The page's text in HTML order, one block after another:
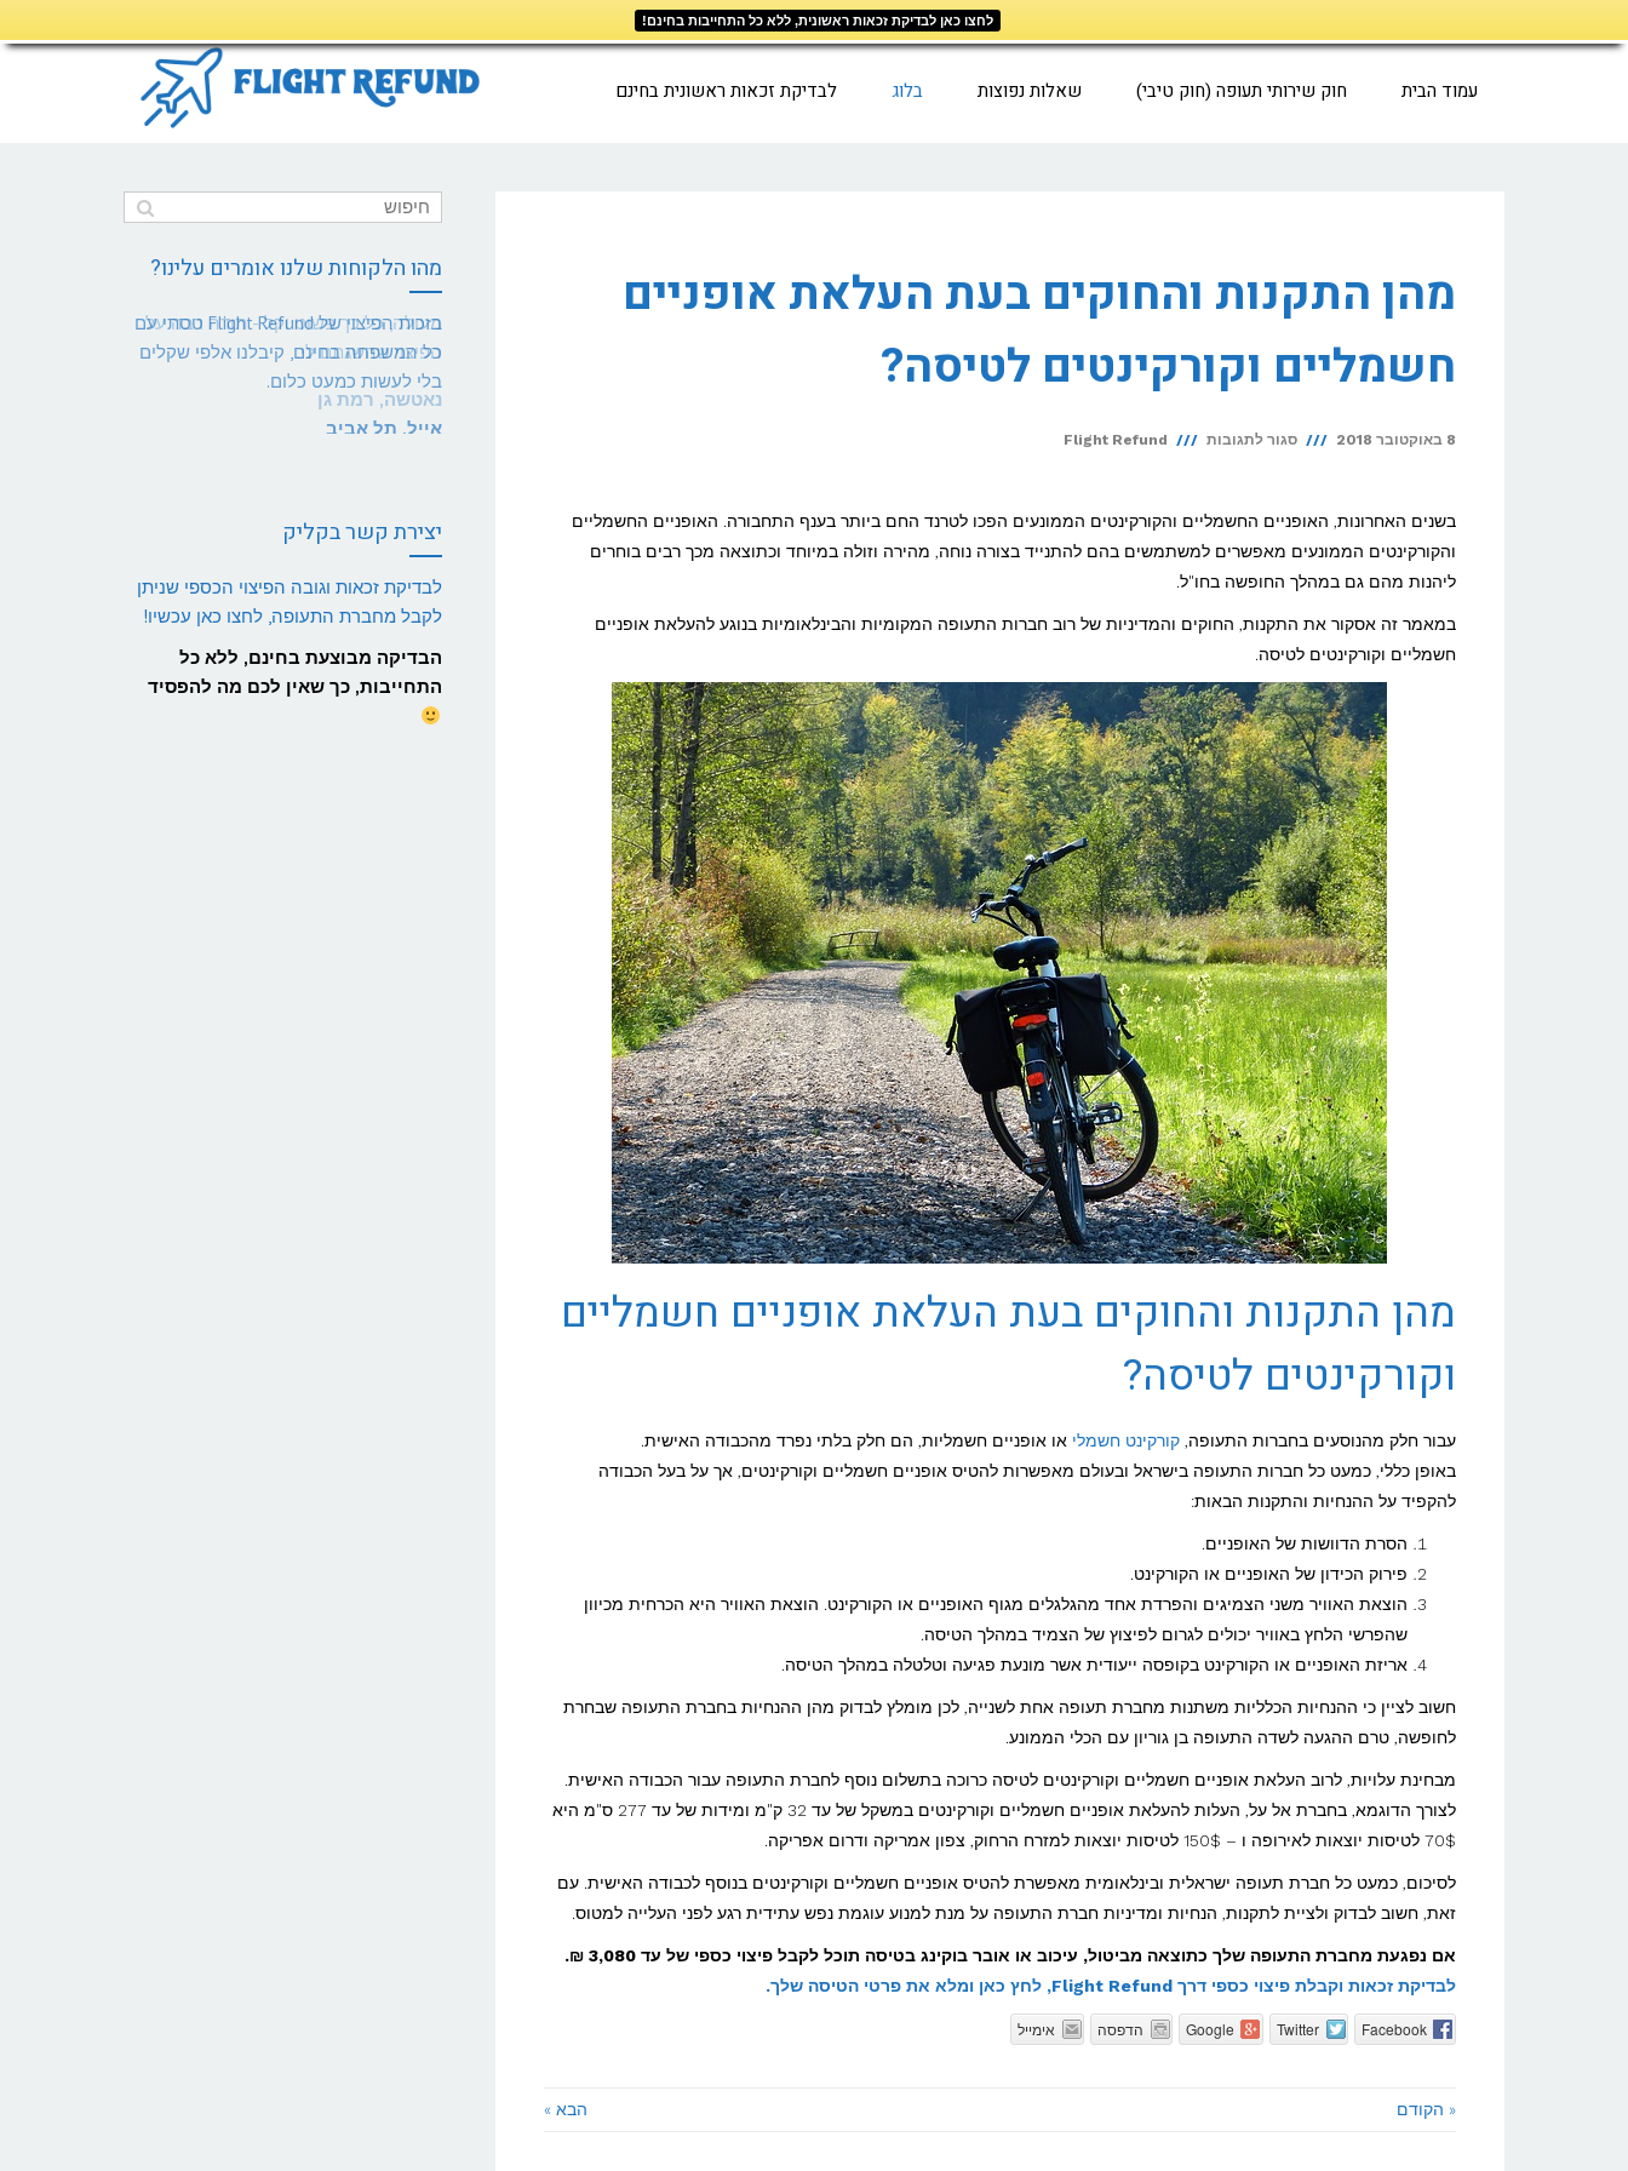
לחצו כאן לבדיקת זכאות ראשונית, ללא כל התחייבות בחינם!
לתוכן
עמוד הבית חוק שירותי תעופה (חוק טיבי) שאלות נפוצות בלוג לבדיקת זכאות ראשונית בחינם
מהן התקנות והחוקים בעת העלאת אופניים
חשמליים וקורקינטים לטיסה?
8 באוקטובר 2018 סגור לתגובות על
התקנות
והחוקים
בעת
העלאת
חשמליים
וקורקינטים
לטיסה?
Flight Refund
בשנים האחרונות, האופניים החשמליים והקורקינטים הממונעים הפכו לטרנד החם ביותר בענף התחבורה. האופניים החשמליים
והקורקינטים הממונעים מאפשרים למשתמשים בהם להתנייד בצורה נוחה, מהירה וזולה במיוחד וכתוצאה מכך רבים בוחרים
ליהנות מהם גם במהלך החופשה בחו"ל.
במאמר זה אסקור את התקנות, החוקים והמדיניות של רוב חברות התעופה המקומיות והבינלאומיות בנוגע להעלאת אופניים
חשמליים וקורקינטים לטיסה.
מהן התקנות והחוקים בעת העלאת אופניים חשמליים
וקורקינטים לטיסה?
עבור חלק מהנוסעים בחברות התעופה, קורקינט חשמלי או אופניים חשמליות, הם חלק בלתי נפרד מהכבודה האישית.
באופן כללי, כמעט כל חברות התעופה בישראל ובעולם מאפשרות להטיס אופניים חשמליים וקורקינטים, אך על בעל הכבודה
להקפיד על ההנחיות והתקנות הבאות:
הסרת הדוושות של האופניים.
פירוק הכידון של האופניים או הקורקינט.
הוצאת האוויר משני הצמיגים והפרדת אחד מהגלגלים מגוף האופניים או הקורקינט. הוצאת האוויר היא הכרחית מכיוון
שהפרשי הלחץ באוויר יכולים לגרום לפיצוץ של הצמיד במהלך הטיסה.
אריזת האופניים או הקורקינט בקופסה ייעודית אשר מונעת פגיעה וטלטלה במהלך הטיסה.
חשוב לציין כי ההנחיות הכלליות משתנות מחברת תעופה אחת לשנייה, לכן מומלץ לבדוק מהן ההנחיות בחברת התעופה שבחרת
לחופשה, טרם ההגעה לשדה התעופה בן גוריון עם הכלי הממונע.
מבחינת עלויות, לרוב העלאת אופניים חשמליים וקורקינטים לטיסה כרוכה בתשלום נוסף לחברת התעופה עבור הכבודה האישית.
לצורך הדוגמא, בחברת אל על, העלות להעלאת אופניים חשמליים וקורקינטים במשקל של עד 32 ק"מ ומידות של עד 277 ס"מ היא
70$ לטיסות יוצאות לאירופה ו – 150$ לטיסות יוצאות למזרח הרחוק, צפון אמריקה ודרום אפריקה.
לסיכום, כמעט כל חברת תעופה ישראלית ובינלאומית מאפשרת להטיס אופניים חשמליים וקורקינטים בנוסף לכבודה האישית. עם
זאת, חשוב לבדוק ולציית לתקנות, הנחיות ומדיניות חברת התעופה על מנת למנוע עוגמת נפש עתידית רגע לפני העלייה למטוס.
אם נפגעת מחברת התעופה שלך כתוצאה מביטול, עיכוב או אובר בוקינג בטיסה תוכל לקבל פיצוי כספי של עד 3,080 ₪.
לבדיקת זכאות וקבלת פיצוי כספי דרך Flight Refund, לחץ כאן ומלא את פרטי הטיסה שלך.
Facebook
Twitter
Google הדפסה אימייל
« הקודם הבא »
מהו הלקוחות שלנו אומרים עלינו?
מעולה, כל כך פשוט וקל - תודה רבה על
הפיצוי שהשגתם לי.
נאטשה, רמת גן
לקבל מחברת התעופה, לחצו כאן עכשיו!
התחייבות, כך שאין לכם מה להפסיד